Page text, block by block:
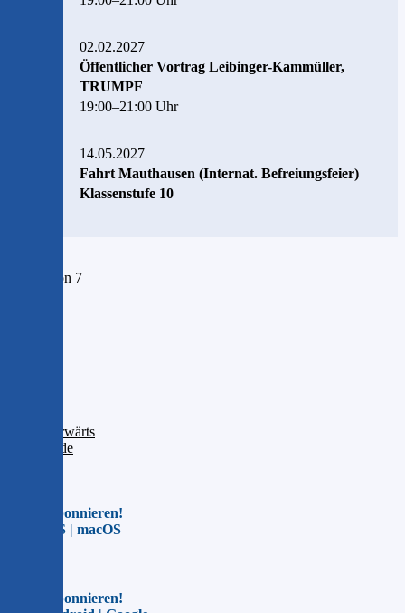
02.02.2027
Öffentlicher Vortrag Leibinger-Kammüller,
TRUMPF
19:00–21:00 Uhr
14.05.2027
Fahrt Mauthausen (Internat. Befreiungsfeier)
Klassenstufe 10
Seite 1 von 7
Vorwärts
Ende
Jetzt abonnieren!
Für iOS | macOS
Jetzt abonnieren!